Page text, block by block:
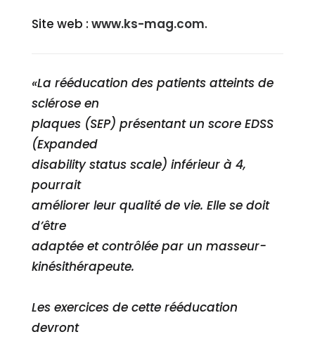
Site web : www.ks-mag.com.
«La rééducation des patients atteints de
sclérose en
plaques (SEP) présentant un score EDSS
(Expanded
disability status scale) inférieur à 4,
pourrait
améliorer leur qualité de vie. Elle se doit
d’être
adaptée et contrôlée par un masseur-
kinésithérapeute.
Les exercices de cette rééducation
devront